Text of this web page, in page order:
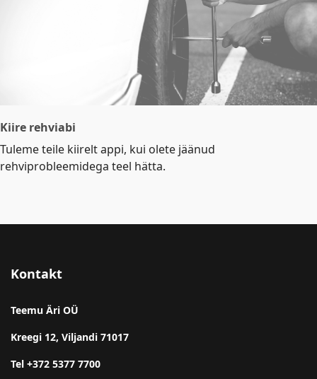
Kiire rehviabi
Tuleme teile kiirelt appi, kui olete jäänud
rehviprobleemidega teel hätta.
Kontakt
Teemu Äri OÜ
Kreegi 12, Viljandi 71017
Tel +372 5377 7700